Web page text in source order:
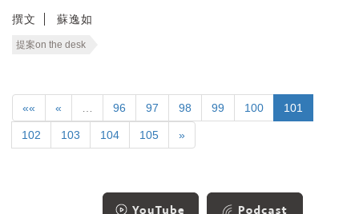
撰文 蘇逸如
提案on the desk
«« « 96 97 98 99 100 101
102 103 104 105 »